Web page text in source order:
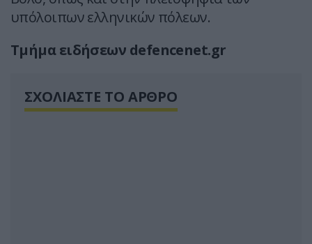
υπόλοιπων ελληνικών πόλεων.
Τμήμα ειδήσεων defencenet.gr
ΣΧΟΛΙΑΣΤΕ ΤΟ ΑΡΘΡΟ